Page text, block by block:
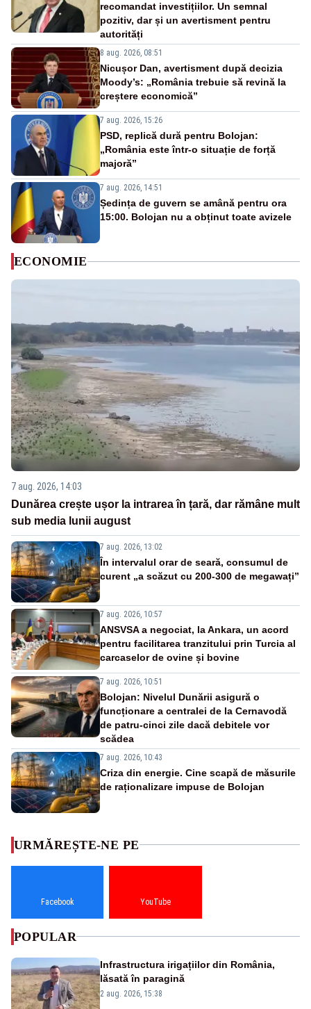
recomandat investițiilor. Un semnal
pozitiv, dar și un avertisment pentru
autorități
8 aug. 2026, 08:51
Nicușor Dan, avertisment după decizia
Moody’s: „România trebuie să revină la
creștere economică”
7 aug. 2026, 15:26
PSD, replică dură pentru Bolojan:
„România este într-o situație de forță
majoră”
7 aug. 2026, 14:51
Ședința de guvern se amână pentru ora
15:00. Bolojan nu a obținut toate avizele
ECONOMIE
7 aug. 2026, 14:03
Dunărea crește ușor la intrarea în țară, dar rămâne mult
sub media lunii august
7 aug. 2026, 13:02
În intervalul orar de seară, consumul de
curent „a scăzut cu 200-300 de megawați”
7 aug. 2026, 10:57
ANSVSA a negociat, la Ankara, un acord
pentru facilitarea tranzitului prin Turcia al
carcaselor de ovine și bovine
7 aug. 2026, 10:51
Bolojan: Nivelul Dunării asigură o
funcționare a centralei de la Cernavodă
de patru-cinci zile dacă debitele vor
scădea
7 aug. 2026, 10:43
Criza din energie. Cine scapă de măsurile
de raționalizare impuse de Bolojan
URMĂREȘTE-NE PE
Facebook YouTube
POPULAR
Infrastructura irigațiilor din România,
lăsată în paragină
2 aug. 2026, 15:38